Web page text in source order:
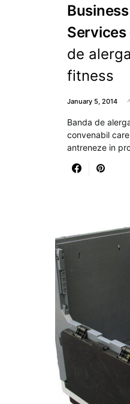
Services
de
fitness
January 5, 2014
Banda de
convenabil
antreneze in